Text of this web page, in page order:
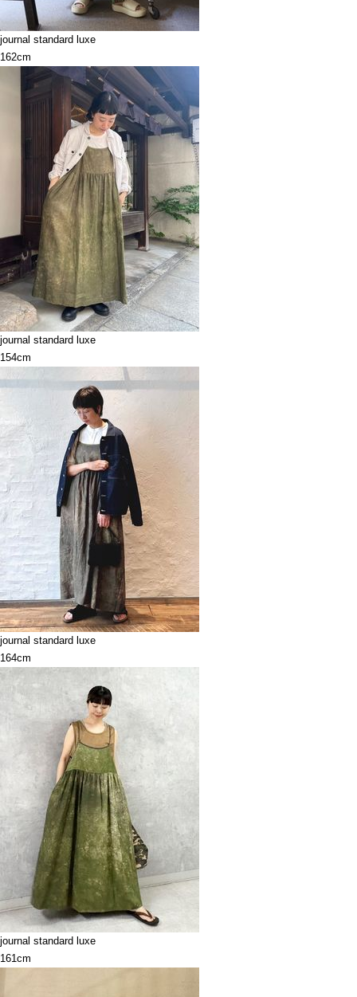
journal standard luxe
162cm
journal standard luxe
154cm
journal standard luxe
164cm
journal standard luxe
161cm